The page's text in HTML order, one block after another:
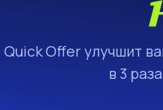
Quick Offer улучшит
в 3